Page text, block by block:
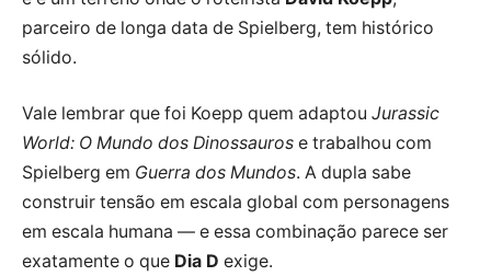
parceiro de longa data de Spielberg, tem histórico
sólido.
Vale lembrar que foi Koepp quem adaptou Jurassic
World: O Mundo dos Dinossauros e trabalhou com
Spielberg em Guerra dos Mundos. A dupla sabe
construir tensão em escala global com personagens
em escala humana — e essa combinação parece ser
exatamente o que Dia D exige.